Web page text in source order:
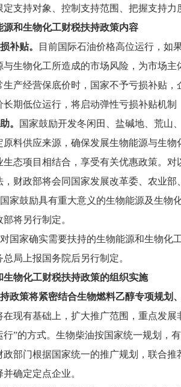
定支持对象、控制支持范围、把握支持
源和生物化工财税扶持政策内容
补贴。
目前国际石油价格高位运行，如
与生物化工所造成的市场风险，为市场
生产经营保底价时，国家不予亏损补贴
长期低位运行，将启动弹性亏损补贴机
。
国家鼓励开发冬闲田、盐碱地、荒山
原料供应来源，确保发展生物能源与生
生态项目相结合，享受有关优惠政策。
，财政部将会同国家发展改革委、农业
国家鼓励具有重大意义的生物能源及生物
将另行制定。
国家确实需要扶持的生物能源和生物化
局上报国务院后另行制定。
生物化工财税扶持政策的组织实施
政策将紧密结合生物燃料乙醇专项规划
在现有基础上，扩大推广范围，重点发
行”的方式。生物柴油按国家统一规划，
政部门根据国家统一的推广规划，联合
确定定点企业。